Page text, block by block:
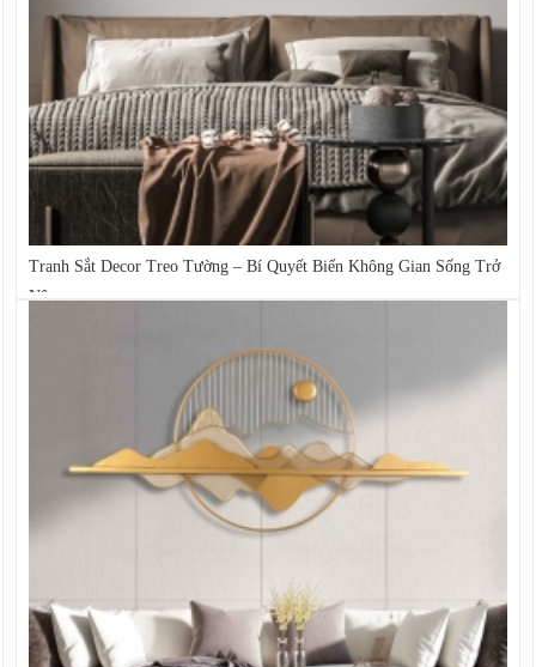
Tranh Sắt Decor Treo Tường – Bí Quyết Biến Không Gian Sống Trở
Nên...